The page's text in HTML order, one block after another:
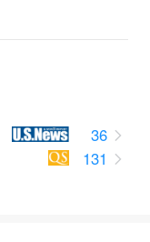
36
131